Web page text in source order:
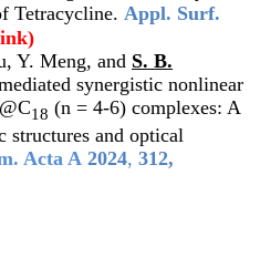
Tetracycline. Appl. Surf.
Y. Meng, and S. B.
synergistic nonlinear
@C18 (n = 4-6) complexes: A
structures and optical
Acta A 2024, 312,